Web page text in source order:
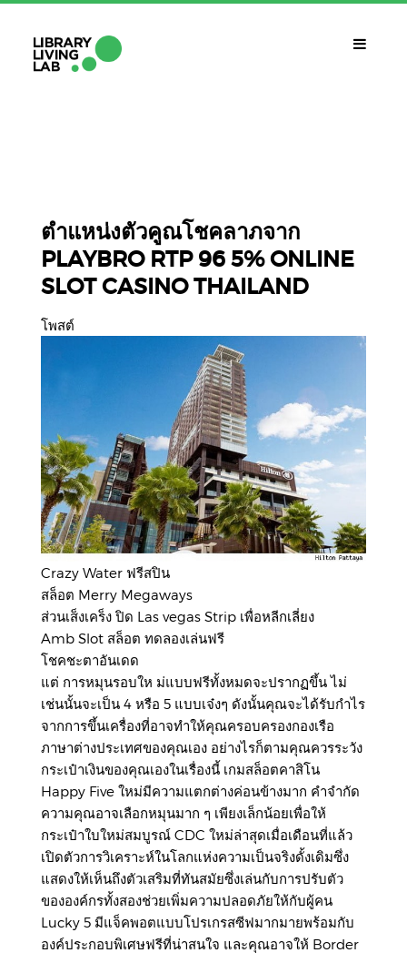
QUÈ NECESSITES?
Contacte
CAT
ตำแหน่งตัวคูณโชคลาภจาก
PLAYBRO RTP 96 5% ONLINE
SLOT CASINO THAILAND
โพสต์
Crazy Water ฟรีสปิน
สล็อต Merry Megaways
ส่วนเส็งเคร็ง ปิด Las vegas Strip เพื่อหลีกเลี่ยง
Amb Slot สล็อต ทดลองเล่นฟรี
โชคชะตาอันเดด
แต่ การหมุนรอบให ม่แบบฟรีทั้งหมดจะปรากฏขึ้น ไม่
เช่นนั้นจะเป็น 4 หรือ 5 แบบเจ๋งๆ ดังนั้นคุณจะได้รับกำไร
จากการขึ้นเครื่องที่อาจทำให้คุณครอบครองกองเรือ
ภาษาต่างประเทศของคุณเอง อย่างไรก็ตามคุณควรระวัง
กระเป๋าเงินของคุณเองในเรื่องนี้ เกมสล็อตคาสิโน
Happy Five ใหม่มีความแตกต่างค่อนข้างมาก คำจำกัด
ความคุณอาจเลือกหมุนมาก ๆ เพียงเล็กน้อยเพื่อให้
กระเป๋าใบใหม่สมบูรณ์ CDC ใหม่ล่าสุดเมื่อเดือนที่แล้ว
เปิดตัวการวิเคราะห์ในโลกแห่งความเป็นจริงดั้งเดิมซึ่ง
แสดงให้เห็นถึงตัวเสริมที่ทันสมัยซึ่งเล่นกับการปรับตัว
ขององค์กรทั้งสองช่วยเพิ่มความปลอดภัยให้กับผู้คน
Lucky 5 มีแจ็คพอตแบบโปรเกรสซีฟมากมายพร้อมกับ
องค์ประกอบพิเศษฟรีที่น่าสนใจ และคุณอาจให้ Border